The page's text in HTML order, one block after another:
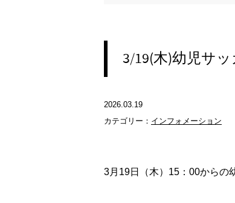
3/19(木)幼児サ
2026.03.19
カテゴリー： インフォメーション
3月19日（木）15：00からの